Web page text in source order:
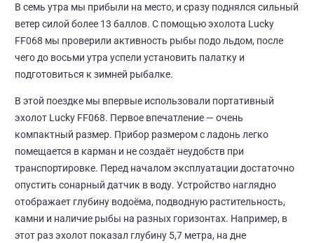
В семь утра мы прибыли на место, и сразу поднялся сильный
ветер силой более 13 баллов. С помощью эхолота Lucky
FF068 мы проверили активность рыбы подо льдом, после
чего до восьми утра успели установить палатку и
подготовиться к зимней рыбалке.
В этой поездке мы впервые использовали портативный
эхолот Lucky FF068. Первое впечатление — очень
компактный размер. Прибор размером с ладонь легко
помещается в карман и не создаёт неудобств при
транспортировке. Перед началом эксплуатации достаточно
опустить сонарный датчик в воду. Устройство наглядно
отображает глубину водоёма, подводную растительность,
камни и наличие рыбы на разных горизонтах. Например, в
этот раз эхолот показал глубину 5,7 метра, на дне